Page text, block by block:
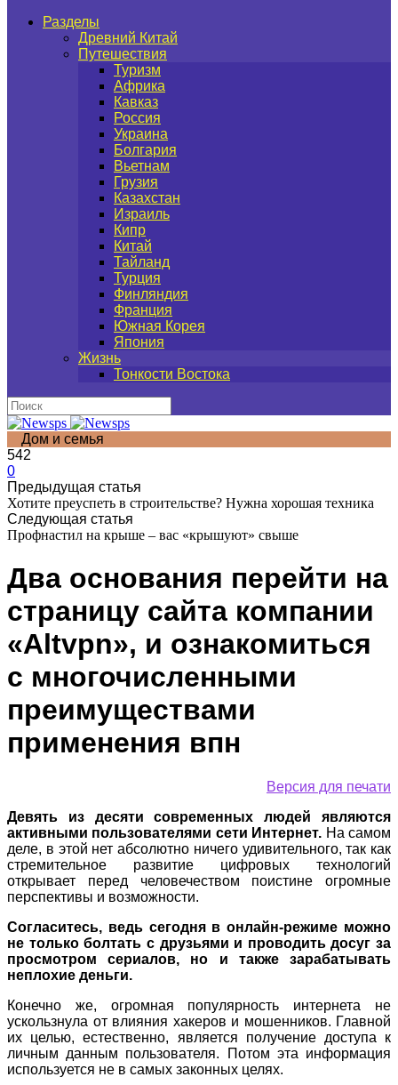
Разделы
Древний Китай
Путешествия
Туризм
Африка
Кавказ
Россия
Украина
Болгария
Вьетнам
Грузия
Казахстан
Израиль
Кипр
Китай
Тайланд
Турция
Финляндия
Франция
Южная Корея
Япония
Жизнь
Тонкости Востока
Дом и семья
542
0
Предыдущая статья
Хотите преуспеть в строительстве? Нужна хорошая техника
Следующая статья
Профнастил на крыше – вас «крышуют» свыше
Два основания перейти на
страницу сайта компании
«Altvpn», и ознакомиться
с многочисленными
преимуществами
применения впн
Версия для печати
Девять из десяти современных людей являются
активными пользователями сети Интернет. На самом
деле, в этой нет абсолютно ничего удивительного, так как
стремительное развитие цифровых технологий
открывает перед человечеством поистине огромные
перспективы и возможности.
Согласитесь, ведь сегодня в онлайн-режиме можно
не только болтать с друзьями и проводить досуг за
просмотром сериалов, но и также зарабатывать
неплохие деньги.
Конечно же, огромная популярность интернета не
ускользнула от влияния хакеров и мошенников. Главной
их целью, естественно, является получение доступа к
личным данным пользователя. Потом эта информация
используется не в самых законных целях.